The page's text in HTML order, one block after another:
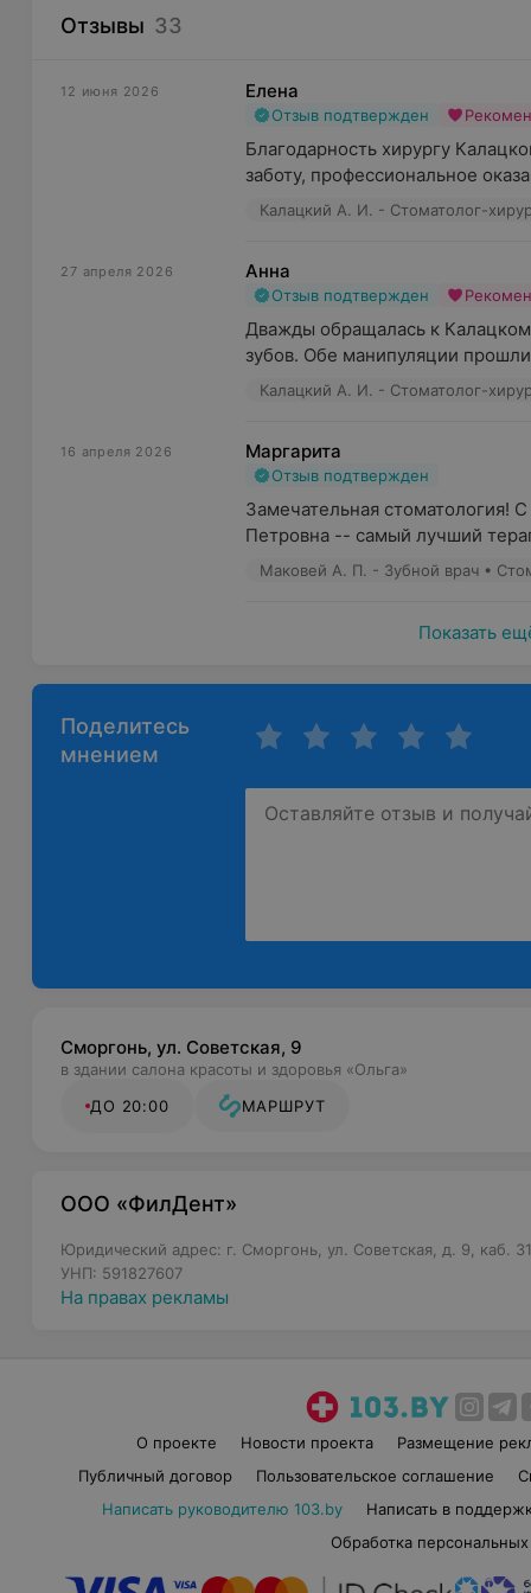
По желанию пациента на приеме лечащий врач
полостью рта.
В своей работе специалисты центра используют
инструменты одноразового применения. Обработка
стерилизация проводится согласно санитарно-
контролем которых следит Центр гигиены и
Обращаем ваше внимание, что обязательна
побочные реакции.
Отзывы 33
12 июня 2026 Елена
Отзыв подтвержден
Благодарность хирургу
заботу, профессиональное
Калацкий А. И. - Стоматолог-
27 апреля 2026 Анна
Отзыв подтвержден
Дважды обращалась к
зубов. Обе манипуляции
Калацкий А. И. - Стоматолог-
16 апреля 2026 Маргарита
Отзыв подтвержден
Замечательная стоматология!
Петровна -- самый лучший
Маковей А. П. - Зубной врач •
Показать
Поделитесь
мнением
Сморгонь, ул. Советская, 9
в здании салона красоты и здоровья «Ольга»
ДО 20:00
МАРШРУТ
ООО «ФилДент»
Юридический адрес: г. Сморгонь, ул. Советская, д. 9, каб. 31
УНП: 591827607
На правах рекламы
О проекте Новости проекта Размещение
Публичный договор
Пользовательское соглашение
Написать руководителю 103.by
Написать в
Обработка